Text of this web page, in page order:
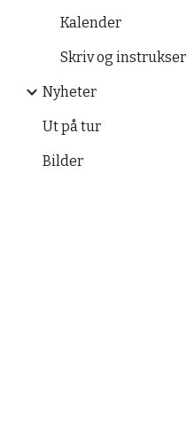
Kalender
Skriv og instrukser
Nyheter
Ut på tur
Bilder